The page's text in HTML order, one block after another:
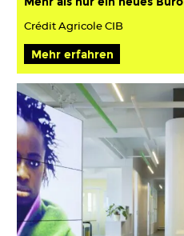
Crédit Agricole CIB
Mehr erfahren